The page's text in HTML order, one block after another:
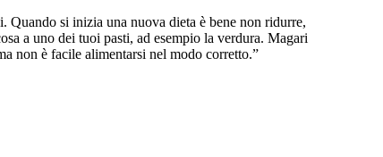
Quando si inizia una nuova dieta è bene non ridurre,
a uno dei tuoi pasti, ad esempio la verdura. Magari
non è facile alimentarsi nel modo corretto.”